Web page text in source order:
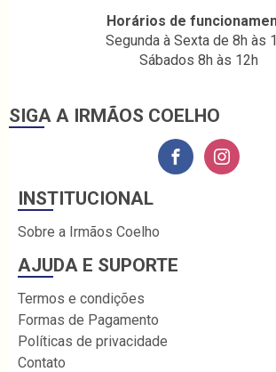
Horários de
Segunda à Sexta de 8h às
Sábados 8h às 12h
SIGA A IRMÃOS COELHO
INSTITUCIONAL
Sobre a Irmãos Coelho
AJUDA E SUPORTE
Termos e condições
Formas de Pagamento
Políticas de privacidade
Contato